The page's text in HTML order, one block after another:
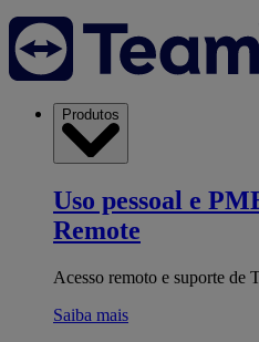
Produtos
Uso pessoal e
Remote
Acesso remoto e suporte de
Saiba mais